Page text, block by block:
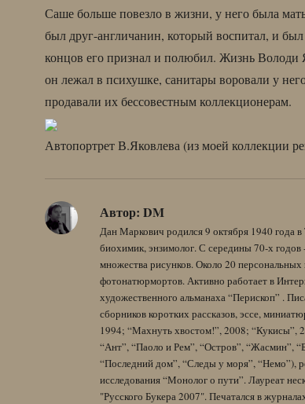
Саше больше повезло в жизни, у него была
был друг-англичанин, который воспитал, и
концов его признал и полюбил. Жизнь Володи
он лежал в психушке, санитары воровали у
продавали их бессовестным коллекционерам.
Автопортрет В.Яковлева (из моей коллекции
Автор: DM
Дан Маркович родился 9 октября 1940 года
биохимик, энзимолог. С середины 70-х годов
множества рисунков. Около 20
фотонатюрмортов. Активно работает в
художественного альманаха “Перископ” .
сборников коротких рассказов, эссе,
1994; “Махнуть хвостом!”, 2008; “Кукисы”,
“Ант”, “Паоло и Рем”, “Остров”, “Жасмин”,
“Последний дом”, “Следы у моря”, “Немо”),
исследования “Монолог о пути”. Лауреат
"Русского Букера 2007". Печатался в